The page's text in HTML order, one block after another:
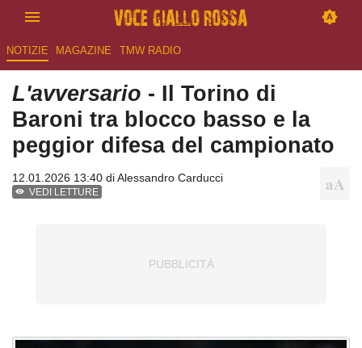
NOTIZIE MAGAZINE TMW RADIO
L'avversario - Il Torino di
Baroni tra blocco basso e la
peggior difesa del campionato
12.01.2026 13:40 diAlessandro Carducci
VEDI LETTURE